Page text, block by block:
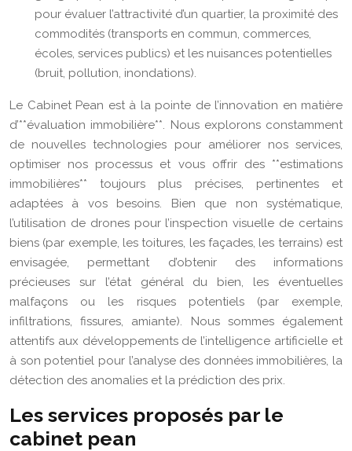
pour évaluer l’attractivité d’un quartier, la proximité des
commodités (transports en commun, commerces,
écoles, services publics) et les nuisances potentielles
(bruit, pollution, inondations).
Le Cabinet Pean est à la pointe de l’innovation en matière
d’**évaluation immobilière**. Nous explorons constamment
de nouvelles technologies pour améliorer nos services,
optimiser nos processus et vous offrir des **estimations
immobilières** toujours plus précises, pertinentes et
adaptées à vos besoins. Bien que non systématique,
l’utilisation de drones pour l’inspection visuelle de certains
biens (par exemple, les toitures, les façades, les terrains) est
envisagée, permettant d’obtenir des informations
précieuses sur l’état général du bien, les éventuelles
malfaçons ou les risques potentiels (par exemple,
infiltrations, fissures, amiante). Nous sommes également
attentifs aux développements de l’intelligence artificielle et
à son potentiel pour l’analyse des données immobilières, la
détection des anomalies et la prédiction des prix.
Les services proposés par le
cabinet pean